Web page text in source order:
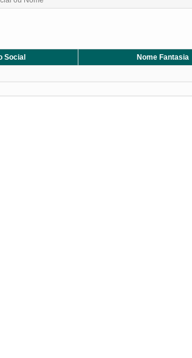
Social Nome Fantasia